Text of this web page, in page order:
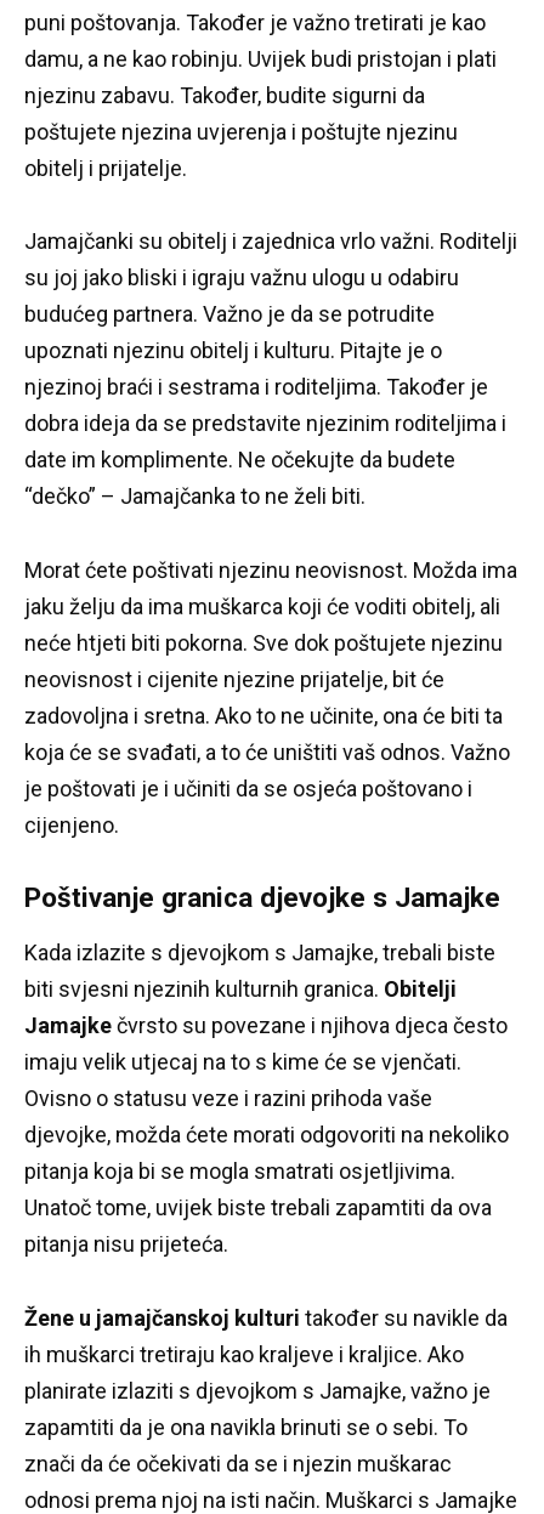
puni poštovanja. Također je važno tretirati je kao
damu, a ne kao robinju. Uvijek budi pristojan i plati
njezinu zabavu. Također, budite sigurni da
poštujete njezina uvjerenja i poštujte njezinu
obitelj i prijatelje.
Jamajčanki su obitelj i zajednica vrlo važni. Roditelji
su joj jako bliski i igraju važnu ulogu u odabiru
budućeg partnera. Važno je da se potrudite
upoznati njezinu obitelj i kulturu. Pitajte je o
njezinoj braći i sestrama i roditeljima. Također je
dobra ideja da se predstavite njezinim roditeljima i
date im komplimente. Ne očekujte da budete
“dečko” – Jamajčanka to ne želi biti.
Morat ćete poštivati ​​njezinu neovisnost. Možda ima
jaku želju da ima muškarca koji će voditi obitelj, ali
neće htjeti biti pokorna. Sve dok poštujete njezinu
neovisnost i cijenite njezine prijatelje, bit će
zadovoljna i sretna. Ako to ne učinite, ona će biti ta
koja će se svađati, a to će uništiti vaš odnos. Važno
je poštovati je i učiniti da se osjeća poštovano i
cijenjeno.
Poštivanje granica djevojke s Jamajke
Kada izlazite s djevojkom s Jamajke, trebali biste
biti svjesni njezinih kulturnih granica. Obitelji
Jamajkečvrsto su povezane i njihova djeca često
imaju velik utjecaj na to s kime će se vjenčati.
Ovisno o statusu veze i razini prihoda vaše
djevojke, možda ćete morati odgovoriti na nekoliko
pitanja koja bi se mogla smatrati osjetljivima.
Unatoč tome, uvijek biste trebali zapamtiti da ova
pitanja nisu prijeteća.
Žene u jamajčanskoj kulturi također su navikle da
ih muškarci tretiraju kao kraljeve i kraljice. Ako
planirate izlaziti s djevojkom s Jamajke, važno je
zapamtiti da je ona navikla brinuti se o sebi. To
znači da će očekivati ​​da se i njezin muškarac
odnosi prema njoj na isti način. Muškarci s Jamajke